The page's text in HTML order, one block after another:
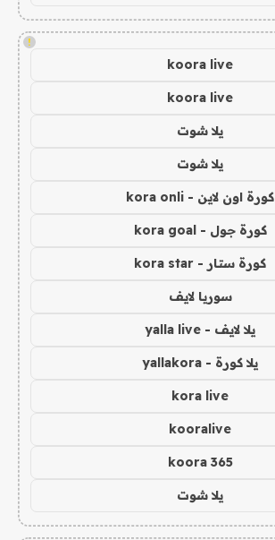
!
koora live
koora live
يلا شوت
يلا شوت
كورة اون لاين - kora onli
كورة جول - kora goal
كورة ستار - kora star
سوريا لايف
يلا لايف - yalla live
يلا كورة - yallakora
kora live
kooralive
koora 365
يلا شوت